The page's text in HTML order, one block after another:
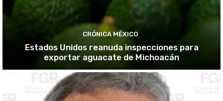
CRÓNICA MÉXICO
Estados Unidos reanuda inspecciones para
exportar aguacate de Michoacán